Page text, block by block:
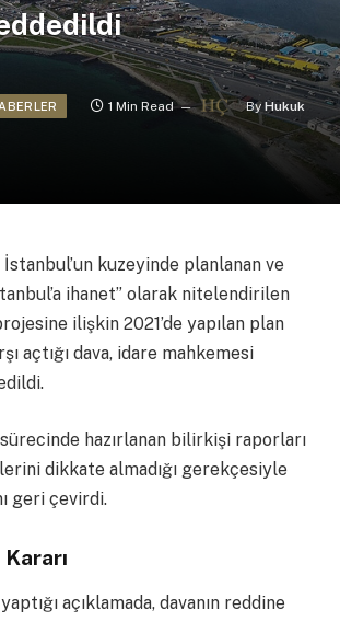
1 Min Read By Hukuk
İstanbul’un kuzeyinde planlanan ve
ihanet” olarak nitelendirilen
ilişkin 2021’de yapılan plan
açtığı dava, idare mahkemesi
hazırlanan bilirkişi raporları
dikkate almadığı gerekçesiyle
geri çevirdi.
açıklamada, davanın reddine